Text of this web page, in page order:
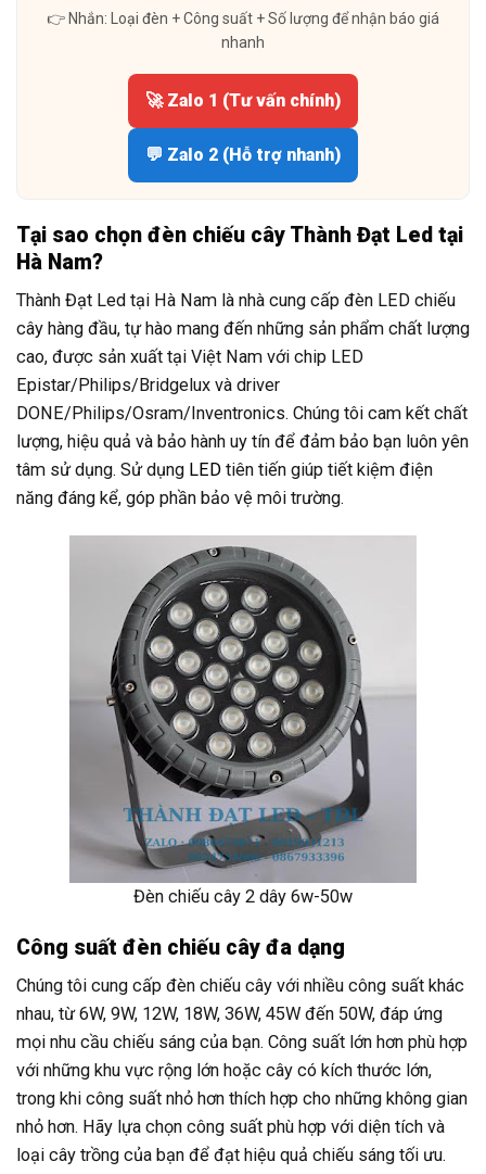
👉 Nhắn: Loại đèn + Công suất + Số lượng để nhận báo giá
nhanh
🚀 Zalo 1 (Tư vấn chính)
💬 Zalo 2 (Hỗ trợ nhanh)
Tại sao chọn đèn chiếu cây Thành Đạt Led tại
Hà Nam?
Thành Đạt Led tại Hà Nam là nhà cung cấp đèn LED chiếu
cây hàng đầu, tự hào mang đến những sản phẩm chất lượng
cao, được sản xuất tại Việt Nam với chip LED
Epistar/Philips/Bridgelux và driver
DONE/Philips/Osram/Inventronics. Chúng tôi cam kết chất
lượng, hiệu quả và bảo hành uy tín để đảm bảo bạn luôn yên
tâm sử dụng. Sử dụng LED tiên tiến giúp tiết kiệm điện
năng đáng kể, góp phần bảo vệ môi trường.
Đèn chiếu cây 2 dây 6w-50w
Công suất đèn chiếu cây đa dạng
Chúng tôi cung cấp đèn chiếu cây với nhiều công suất khác
nhau, từ 6W, 9W, 12W, 18W, 36W, 45W đến 50W, đáp ứng
mọi nhu cầu chiếu sáng của bạn. Công suất lớn hơn phù hợp
với những khu vực rộng lớn hoặc cây có kích thước lớn,
trong khi công suất nhỏ hơn thích hợp cho những không gian
nhỏ hơn. Hãy lựa chọn công suất phù hợp với diện tích và
loại cây trồng của bạn để đạt hiệu quả chiếu sáng tối ưu.